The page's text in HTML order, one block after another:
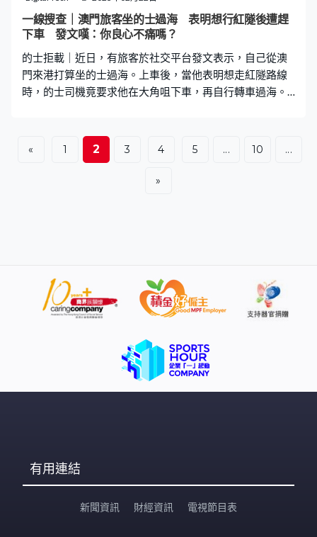
石砌成的心形外框。 關注組成員：非為拆而拆 直至上周五
（17日）晚上，關注組成員聯同數名街坊前往沙灘合力搬
釋了「拆石行動」的原因。他指出，這次
一線搜查｜澳門旅客坐的士過海 表明想行紅隧後遭趕
下車 發文嘆：你良心不痛嗎？
的士拒載｜近日，有旅客於社交平台發文表示，自己從澳
門來港打算坐的士過海。上車後，當他表明想走紅隧路線
時，的士司機竟要求他在大角咀下車，再自行轉車過海。
門旅客於小紅書上，以「香港的士大哥，你良心不痛
嗎？」為題發文。他提到自己剛從澳門到港，拖住大包小
包，打算坐的士過海。事主說：「一路上都好好地，到的
燈 被私家車收掣不及撞倒綠的司機疑揀客 拒載旅客港
珠澳橋去機場 遭同行鬧爆影片瘋傳：唔開就走！ 事主：
沒有機會讓我拒絕 對於半路中途被趕下車，事主於帖文中
嘆：「人真黑」。而他在回覆網民時提到：「我納悶的
是，一上車便告訴他我要去的目的地，他一早已知道要過
海，沒有問題才開車」。有網民問事主有否拒絕下車
« 1 2 3 4 5 ... 10 ...
»
有用連結
新聞資訊 財經資訊 電視節目表